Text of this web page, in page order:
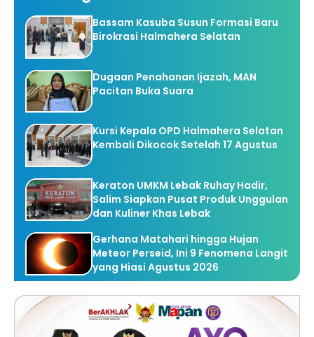
Bassam Kasuba Susun Formasi Baru
Birokrasi Halmahera Selatan
Dugaan Penahanan Ijazah, MAN
Pacitan Buka Suara
Kursi Kepala OPD Halmahera Selatan
Kembali Dikocok Setelah 17 Agustus
Keraton UMKM Lebak Ruhay Hadir,
Salim Siapkan Pusat Produk Unggulan
dan Kuliner Khas Lebak
Gerhana Matahari hingga Hujan
Meteor Perseid, Ini 9 Fenomena Langit
yang Hiasi Agustus 2026